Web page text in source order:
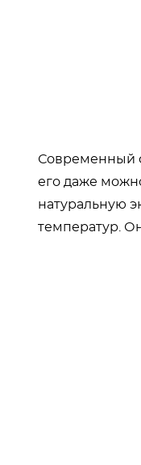
Современный
его даже
натуральную
температур.